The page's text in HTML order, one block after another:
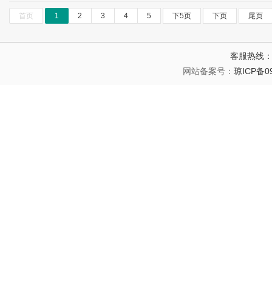
首页 1 2 3 4 5 下5页 下页 尾页
客服热线
网站备案号： 琼ICP备